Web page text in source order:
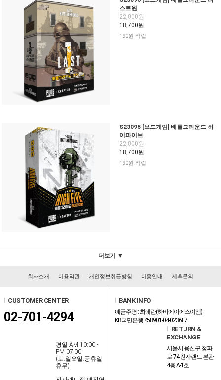
스트원
22,000원
18,700원
190원 적립
S23095 [보드게임] 배틀그라운드 하
이파이브
22,000원
18,700원
190원 적립
더보기 ▼
회사소개 이용약관 개인정보취급방침 이용안내 제휴문의
CUSTOMER CENTER
02-701-4294
평일 AM 10:00 -
PM 07:00
(토.일요일.공휴일
휴무)
BANK INFO
예금주명 : 최애란(하비에이에스이엠)
KB국민은행 458901-04-023687
RETURN &
EXCHANGE
서울시 용산구 청파
로 74 전자랜드 본관
4층 A-1호